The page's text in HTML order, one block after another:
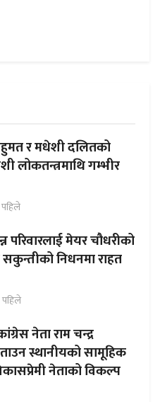
र मधेशी दलितको
लोकतन्त्रमाथि गम्भीर
परिवारलाई मेयर चौधरीको
निधनमा राहत
नेता राम चन्द्र
स्थानीयको सामूहिक
नेताको विकल्प